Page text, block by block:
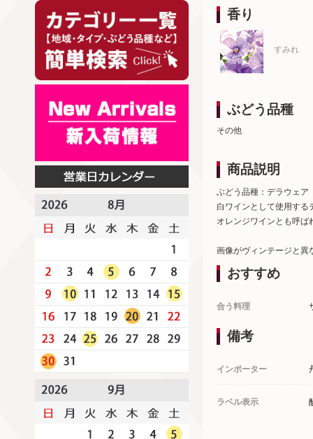
香り
すみれ
ぶどう品種
その他
商品説明
ぶどう品種：デラウェア
白ワインとして使用する
オレンジワインとも呼ば
画像がヴィンテージと異
おすすめ
合う料理
備考
インポーター
ラベル表示